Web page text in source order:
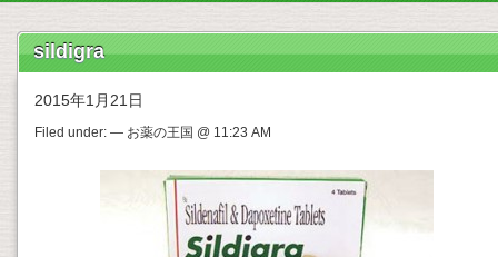
sildigra
2015年1月21日
Filed under: — お薬の王国 @ 11:23 AM